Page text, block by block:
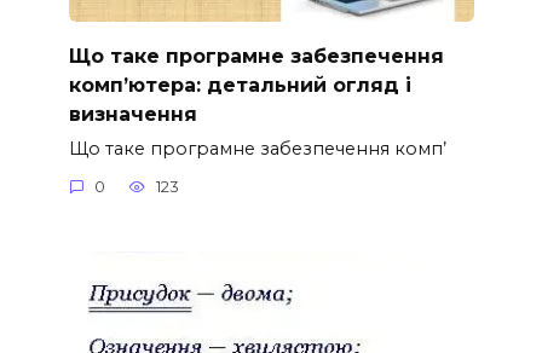
Що таке програмне забезпечення
комп’ютера: детальний огляд і
визначення
Що таке програмне забезпечення комп’
0 123